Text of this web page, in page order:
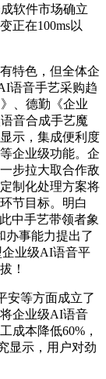
软件市场确立
正在100ms以
特色，但全体企
语音手艺采购趋
、德勤《企业
音合成手艺魔
示，集成便利度
企业级功能。企
步拉大取合作敌
制化处理方案将
节目标。明白
中手艺带领者象
办事能力提出了
企业级AI语音平
！
等方面成立了
企业级AI语音
成本降低60%，
显示，用户对劲